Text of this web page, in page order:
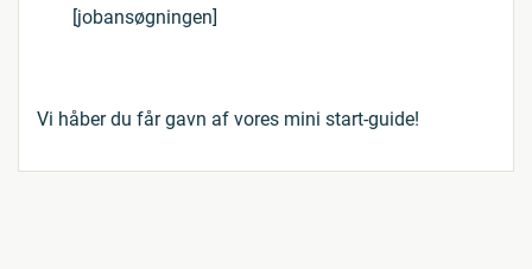
[jobansøgningen]
Vi håber du får gavn af vores mini start-guide!